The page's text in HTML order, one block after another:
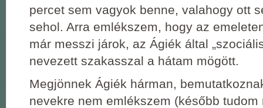
percet sem vagyok benne, valahogy ott
sehol. Arra emlékszem, hogy az
már messzi járok, az Ágiék által
nevezett szakasszal a hátam mögött.
Megjönnek Ágiék hárman,
nevekre nem emlékszem (később tudom